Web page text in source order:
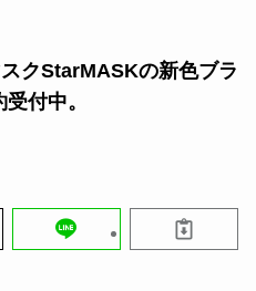
クStarMASKの新色ブラ
付中。